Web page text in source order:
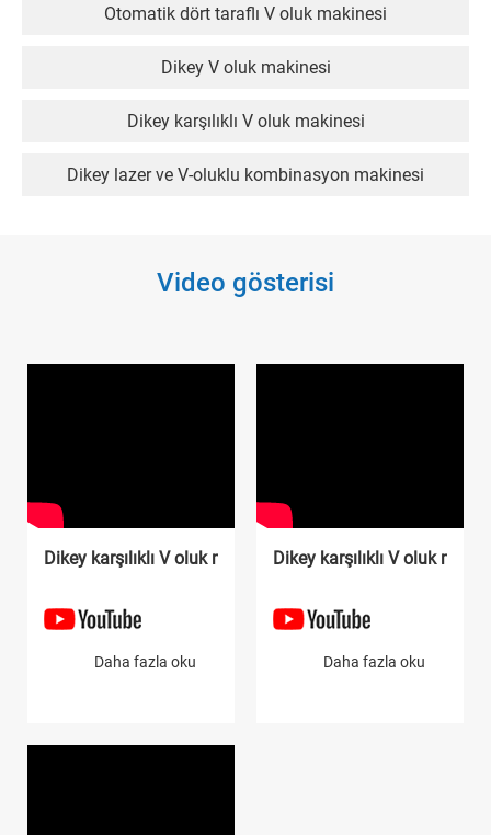
Otomatik dört taraflı V oluk makinesi
Dikey V oluk makinesi
Dikey karşılıklı V oluk makinesi
Dikey lazer ve V-oluklu kombinasyon makinesi
Video gösterisi
Dikey karşılıklı V oluk makinesi
Daha fazla oku
Dikey karşılıklı V oluk
Daha fazla oku